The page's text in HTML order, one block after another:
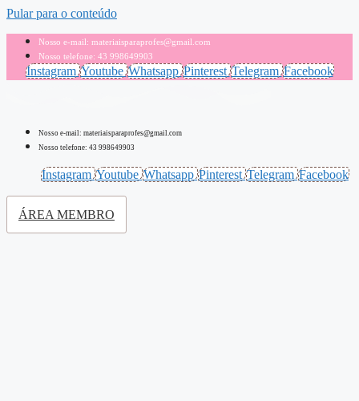
Pular para o conteúdo
Nosso e-mail: materiaisparaprofes@gmail.com
Nosso telefone: 43 998649903
Instagram Youtube Whatsapp Pinterest Telegram Facebook
Nosso e-mail: materiaisparaprofes@gmail.com
Nosso telefone: 43 998649903
Instagram Youtube Whatsapp Pinterest Telegram Facebook
ÁREA MEMBRO